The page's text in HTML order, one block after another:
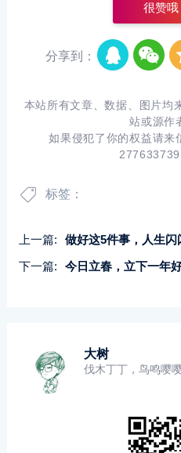
很赞哦
分享到：
本站所有文章、数据、图片均
站或源作
如果侵犯了你的权益请来
标签：
上一篇:
做好这5件事，人生闪
下一篇:
今日立春，立下一年
大树
伐木丁丁，鸟鸣嘤